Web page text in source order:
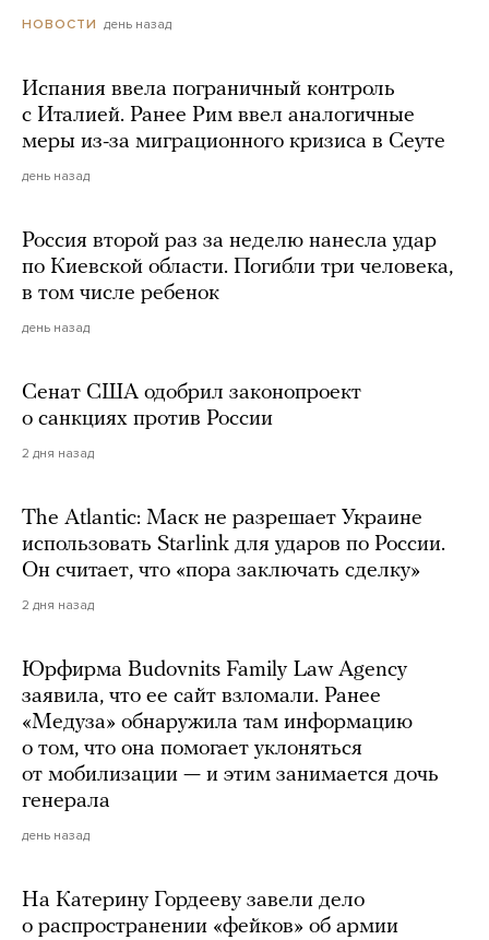
НОВОСТИ день назад
Испания ввела пограничный контроль
с Италией. Ранее Рим ввел аналогичные
меры из-за миграционного кризиса в Сеуте
день назад
Россия второй раз за неделю нанесла удар
по Киевской области. Погибли три человека,
в том числе ребенок
день назад
Сенат США одобрил законопроект
о санкциях против России
2 дня назад
The Atlantic: Маск не разрешает Украине
использовать Starlink для ударов по России.
Он считает, что «пора заключать сделку»
2 дня назад
Юрфирма Budovnits Family Law Agency
заявила, что ее сайт взломали. Ранее
«Медуза» обнаружила там информацию
о том, что она помогает уклоняться
от мобилизации — и этим занимается дочь
генерала
день назад
На Катерину Гордееву завели дело
о распространении «фейков» об армии